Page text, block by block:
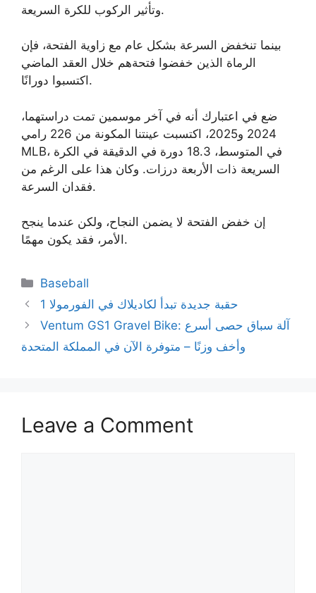
وتأثير الركوب للكرة السريعة.
بينما تنخفض السرعة بشكل عام مع زاوية الفتحة، فإن
الرماة الذين خفضوا فتحةهم خلال العقد الماضي
اكتسبوا دورانًا.
ضع في اعتبارك أنه في آخر موسمين تمت دراستهما،
2024 و2025، اكتسبت عينتنا المكونة من 226 رامي
MLB، في المتوسط، 18.3 دورة في الدقيقة في الكرة
السريعة ذات الأربعة درزات. وكان هذا على الرغم من
فقدان السرعة.
إن خفض الفتحة لا يضمن النجاح، ولكن عندما ينجح
الأمر، فقد يكون مهمًا.
Categories
Baseball
حقبة جديدة تبدأ لكاديلاك في الفورمولا 1
Ventum GS1 Gravel Bike: آلة سباق حصى أسرع
وأخف وزنًا – متوفرة الآن في المملكة المتحدة
Leave a Comment